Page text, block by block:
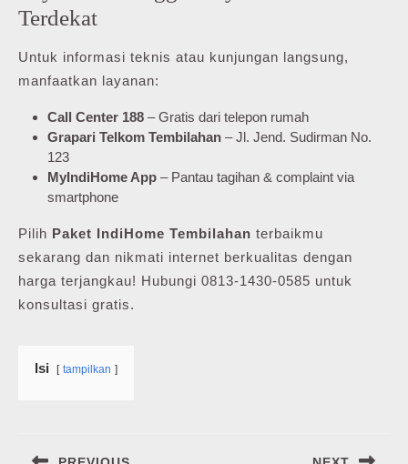
Terdekat
Untuk informasi teknis atau kunjungan langsung,
manfaatkan layanan:
Call Center 188 – Gratis dari telepon rumah
Grapari Telkom Tembilahan – Jl. Jend. Sudirman No.
123
MyIndiHome App – Pantau tagihan & complaint via
smartphone
Pilih Paket IndiHome Tembilahan terbaikmu
sekarang dan nikmati internet berkualitas dengan
harga terjangkau! Hubungi 0813-1430-0585 untuk
konsultasi gratis.
Isi tampilkan